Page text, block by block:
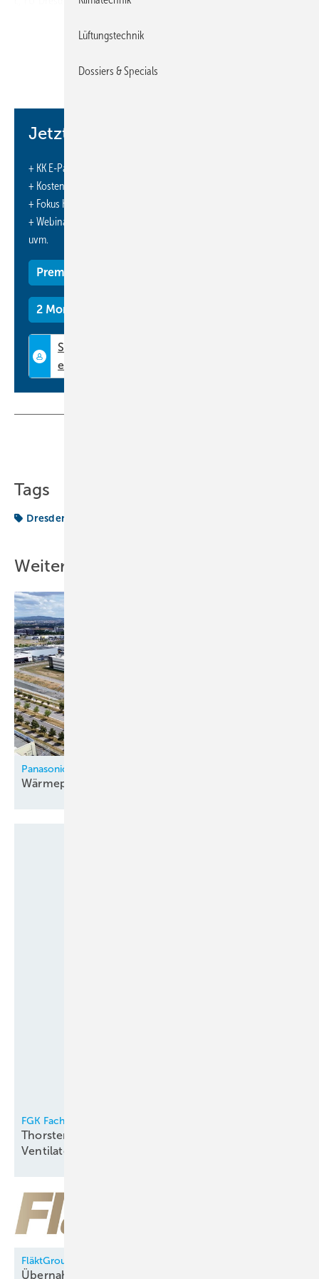
Dipl.-Ing. (BA) Johannes Benz (BA Riesa). Lüftungs-Sonderpreis der
(HTW Dresden).
https://www.fv-gebaeudeenergie-dresden.de/
Jetzt weiterlesen und profitieren.
+ KK E-Paper-Ausgabe – jeden Monat neu
+ Kostenfreien Zugang zu unserem Online-Archiv
+ Fokus KK: Sonderhefte (PDF)
+ Webinare und Veranstaltungen mit Rabatten
uvm.
Premium Mitgliedschaft
2 Monate kostenlos testen
Tags
Dresden
Weitere Inhalte
Panasonic
Wärmepumpenfabrik in Tschechien
FGK Fachverband Gebäude-Klima e.V.
Thorsten Niklas Vorsitzender der
Ventilatorentausch-Kampagne
FläktGroup
Übernahme durch Samsung Electronics
Lüftungstechnik
Dossiers & Specials